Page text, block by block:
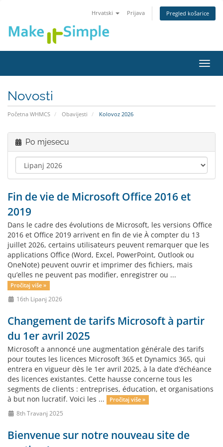
Hrvatski Prijava Pregled košarice
Novosti
Početna WHMCS Obavijesti Kolovoz 2026
Po mjesecu
Fin de vie de Microsoft Office 2016 et
2019
Dans le cadre des évolutions de Microsoft, les versions Office
2016 et Office 2019 arrivent en fin de vie À compter du 13
juillet 2026, certains utilisateurs peuvent remarquer que les
applications Office (Word, Excel, PowerPoint, Outlook ou
OneNote) peuvent ouvrir et imprimer des fichiers, mais
qu’elles ne peuvent pas modifier, enregistrer ou ...
Pročitaj više »
16th Lipanj 2026
Changement de tarifs Microsoft à partir
du 1er avril 2025
Microsoft a annoncé une augmentation générale des tarifs
pour toutes les licences Microsoft 365 et Dynamics 365, qui
entrera en vigueur dès le 1er avril 2025, à la date d’échéance
des licences existantes. Cette hausse concerne tous les
segments de clients : entreprises, éducation, et organisations
à but non lucratif. Voici les ...
Pročitaj više »
8th Travanj 2025
Bienvenue sur notre nouveau site de